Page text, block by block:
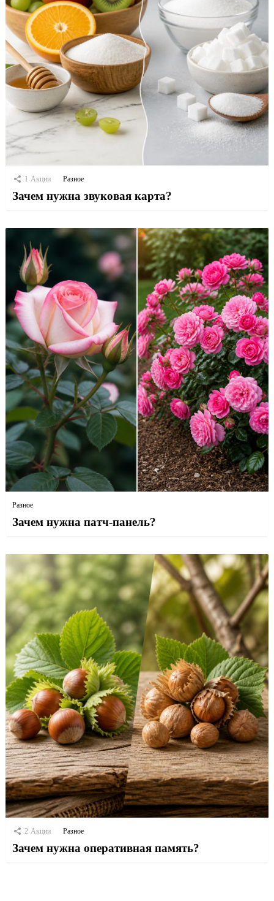
1 Акции Разное
Зачем нужна звуковая карта?
Разное
Зачем нужна патч-панель?
2 Акции Разное
Зачем нужна оперативная память?